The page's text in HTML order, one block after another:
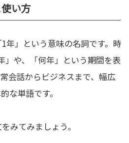
使い方
年」という意味の名詞です。時
」や、「何年」という期間を表
会話からビジネスまで、幅広
な単語です。
みてみましょう。